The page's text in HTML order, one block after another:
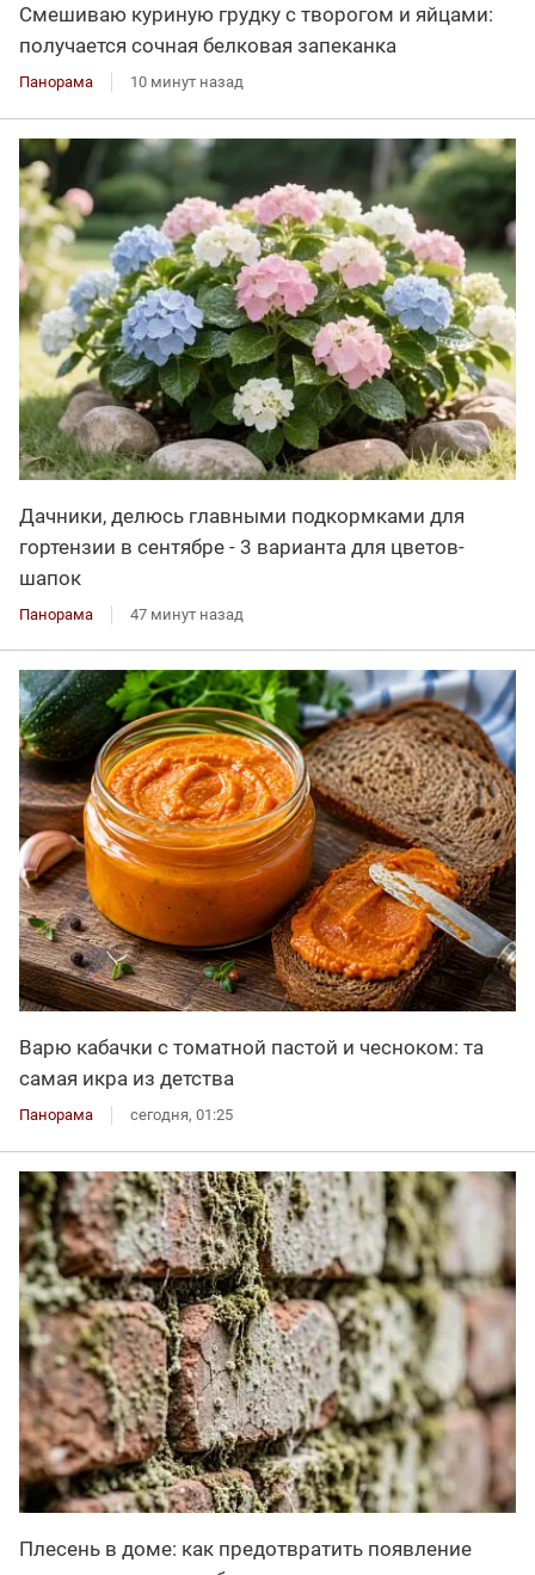
Смешиваю куриную грудку с творогом и яйцами:
получается сочная белковая запеканка
Панорама 10 минут назад
Дачники, делюсь главными подкормками для
гортензии в сентябре - 3 варианта для цветов-
шапок
Панорама 47 минут назад
Варю кабачки с томатной пастой и чесноком: та
самая икра из детства
Панорама сегодня, 01:25
Плесень в доме: как предотвратить появление